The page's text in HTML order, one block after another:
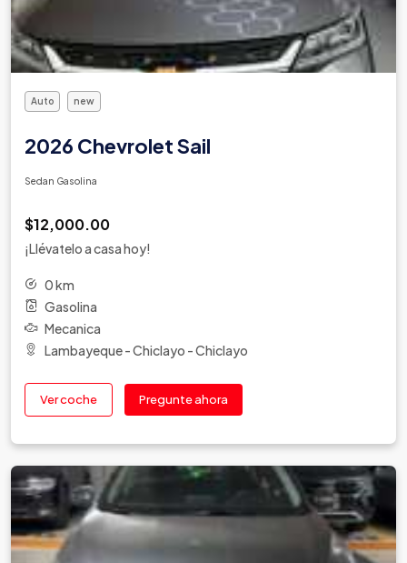
Auto new
2026 Chevrolet Sail
Sedan Gasolina
$12,000.00
¡Llévatelo a casa hoy!
0 km
Gasolina
Mecanica
Lambayeque - Chiclayo - Chiclayo
Ver coche Pregunte ahora